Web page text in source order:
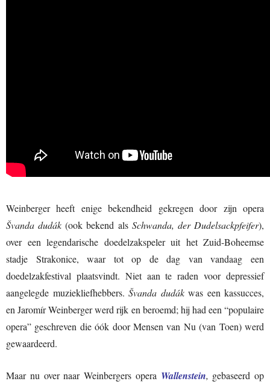
Weinberger heeft enige bekendheid gekregen door zijn opera
Švanda dudák (ook bekend als Schwanda, der Dudelsackpfeifer),
over een legendarische doedelzakspeler uit het Zuid-Boheemse
stadje Strakonice, waar tot op de dag van vandaag een
doedelzakfestival plaatsvindt. Niet aan te raden voor depressief
aangelegde muziekliefhebbers. Švanda dudákwas een kassucces,
en Jaromír Weinberger werd rijk en beroemd; hij had een “populaire
opera” geschreven die óók door Mensen van Nu (van Toen) werd
gewaardeerd.
Maar nu over naar Weinbergers opera Wallenstein, gebaseerd op